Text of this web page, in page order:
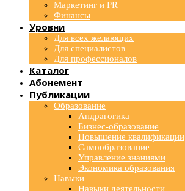
Маркетинг и PR
Финансы
Уровни
Для всех желающих
Для специалистов
Для профессионалов
Каталог
Абонемент
Публикации
Образование
Андрагогика
Бизнес-образование
Повышение квалификации
Самообразование
Управление знаниями
Экономика образования
Навыки
Навыки деятельности